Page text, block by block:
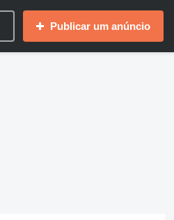
Publicar um anúncio